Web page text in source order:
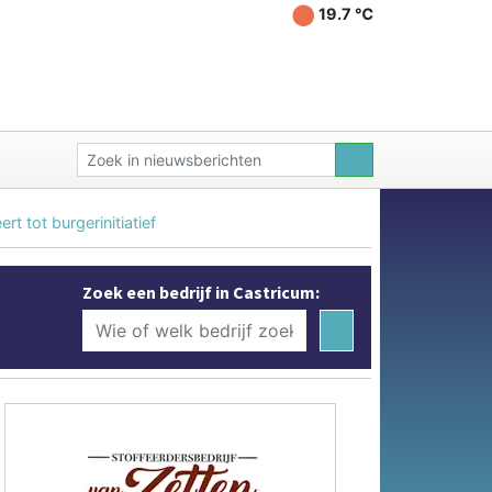
19.7 ℃
tot burgerinitiatief
Zoek een bedrijf in Castricum: